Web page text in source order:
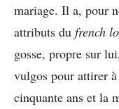
mariage. Il a, pour
attributs du french
gosse, propre sur
vulgos pour attirer
cinquante ans et la